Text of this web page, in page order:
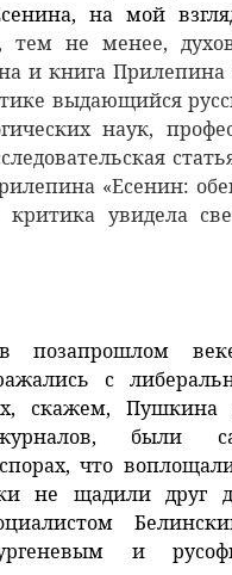
на мой
тем не менее,
и книга Прилепина
выдающийся
наук,
«Есенин:
увидела
в позапрошлом
с
скажем, Пушкина
были
что
не щадили друг
и